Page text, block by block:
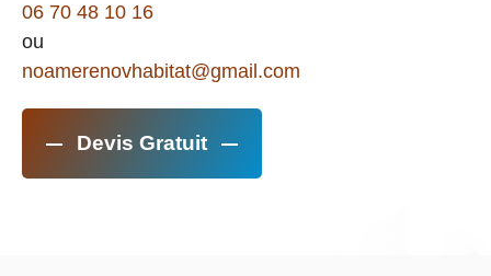
06 70 48 10 16
ou
noamerenovhabitat@gmail.com
Devis Gratuit